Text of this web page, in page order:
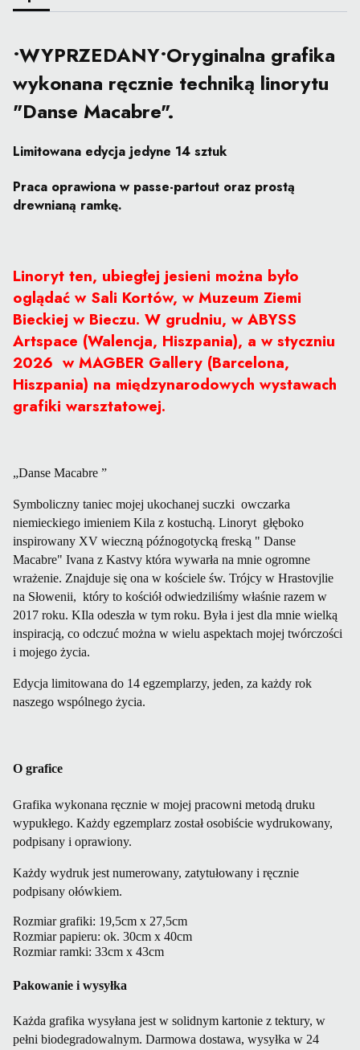
•WYPRZEDANY•Oryginalna grafika
wykonana ręcznie techniką linorytu
"Danse Macabre".
Limitowana edycja jedyne 14 sztuk
Praca oprawiona w passe-partout oraz prostą
drewnianą ramkę.
Linoryt ten, ubiegłej jesieni można było
oglądać w Sali Kortów, w Muzeum Ziemi
Bieckiej w Bieczu. W grudniu, w ABYSS
Artspace (Walencja, Hiszpania), a w styczniu
2026 w MAGBER Gallery (Barcelona,
Hiszpania) na międzynarodowych wystawach
grafiki warsztatowej.
„Danse Macabre ”
Symboliczny taniec mojej ukochanej suczki owczarka
niemieckiego imieniem Kila z kostuchą. Linoryt głęboko
inspirowany XV wieczną późnogotycką freską " Danse
Macabre" Ivana z Kastvy która wywarła na mnie ogromne
wrażenie. Znajduje się ona w kościele św. Trójcy w Hrastovjlie
na Słowenii, który to kościół odwiedziliśmy właśnie razem w
2017 roku. KIla odeszła w tym roku. Była i jest dla mnie wielką
inspiracją, co odczuć można w wielu aspektach mojej twórczości
i mojego życia.
Edycja limitowana do 14 egzemplarzy, jeden, za każdy rok
naszego wspólnego życia.
O grafice
Grafika wykonana ręcznie w mojej pracowni metodą druku
wypukłego. Każdy egzemplarz został osobiście wydrukowany,
podpisany i oprawiony.
Każdy wydruk jest numerowany, zatytułowany i ręcznie
podpisany ołówkiem.
Rozmiar grafiki: 19,5cm x 27,5cm
Rozmiar papieru: ok. 30cm x 40cm
Rozmiar ramki: 33cm x 43cm
Pakowanie i wysyłka
Każda grafika wysyłana jest w solidnym kartonie z tektury, w
pełni biodegradowalnym. Darmowa dostawa, wysyłka w 24